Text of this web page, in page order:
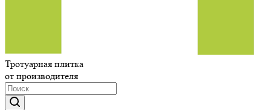
Тротуарная плитка
от производителя